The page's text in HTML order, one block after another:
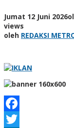
Jumat 12 Juni 2026
views
oleh REDAKSI
Facebook